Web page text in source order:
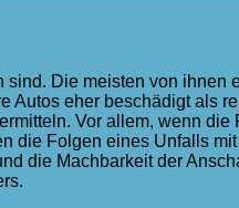
Die meisten von
Autos eher beschädigt
Vor allem, wenn
die Folgen eines Unfalls
die Machbarkeit der